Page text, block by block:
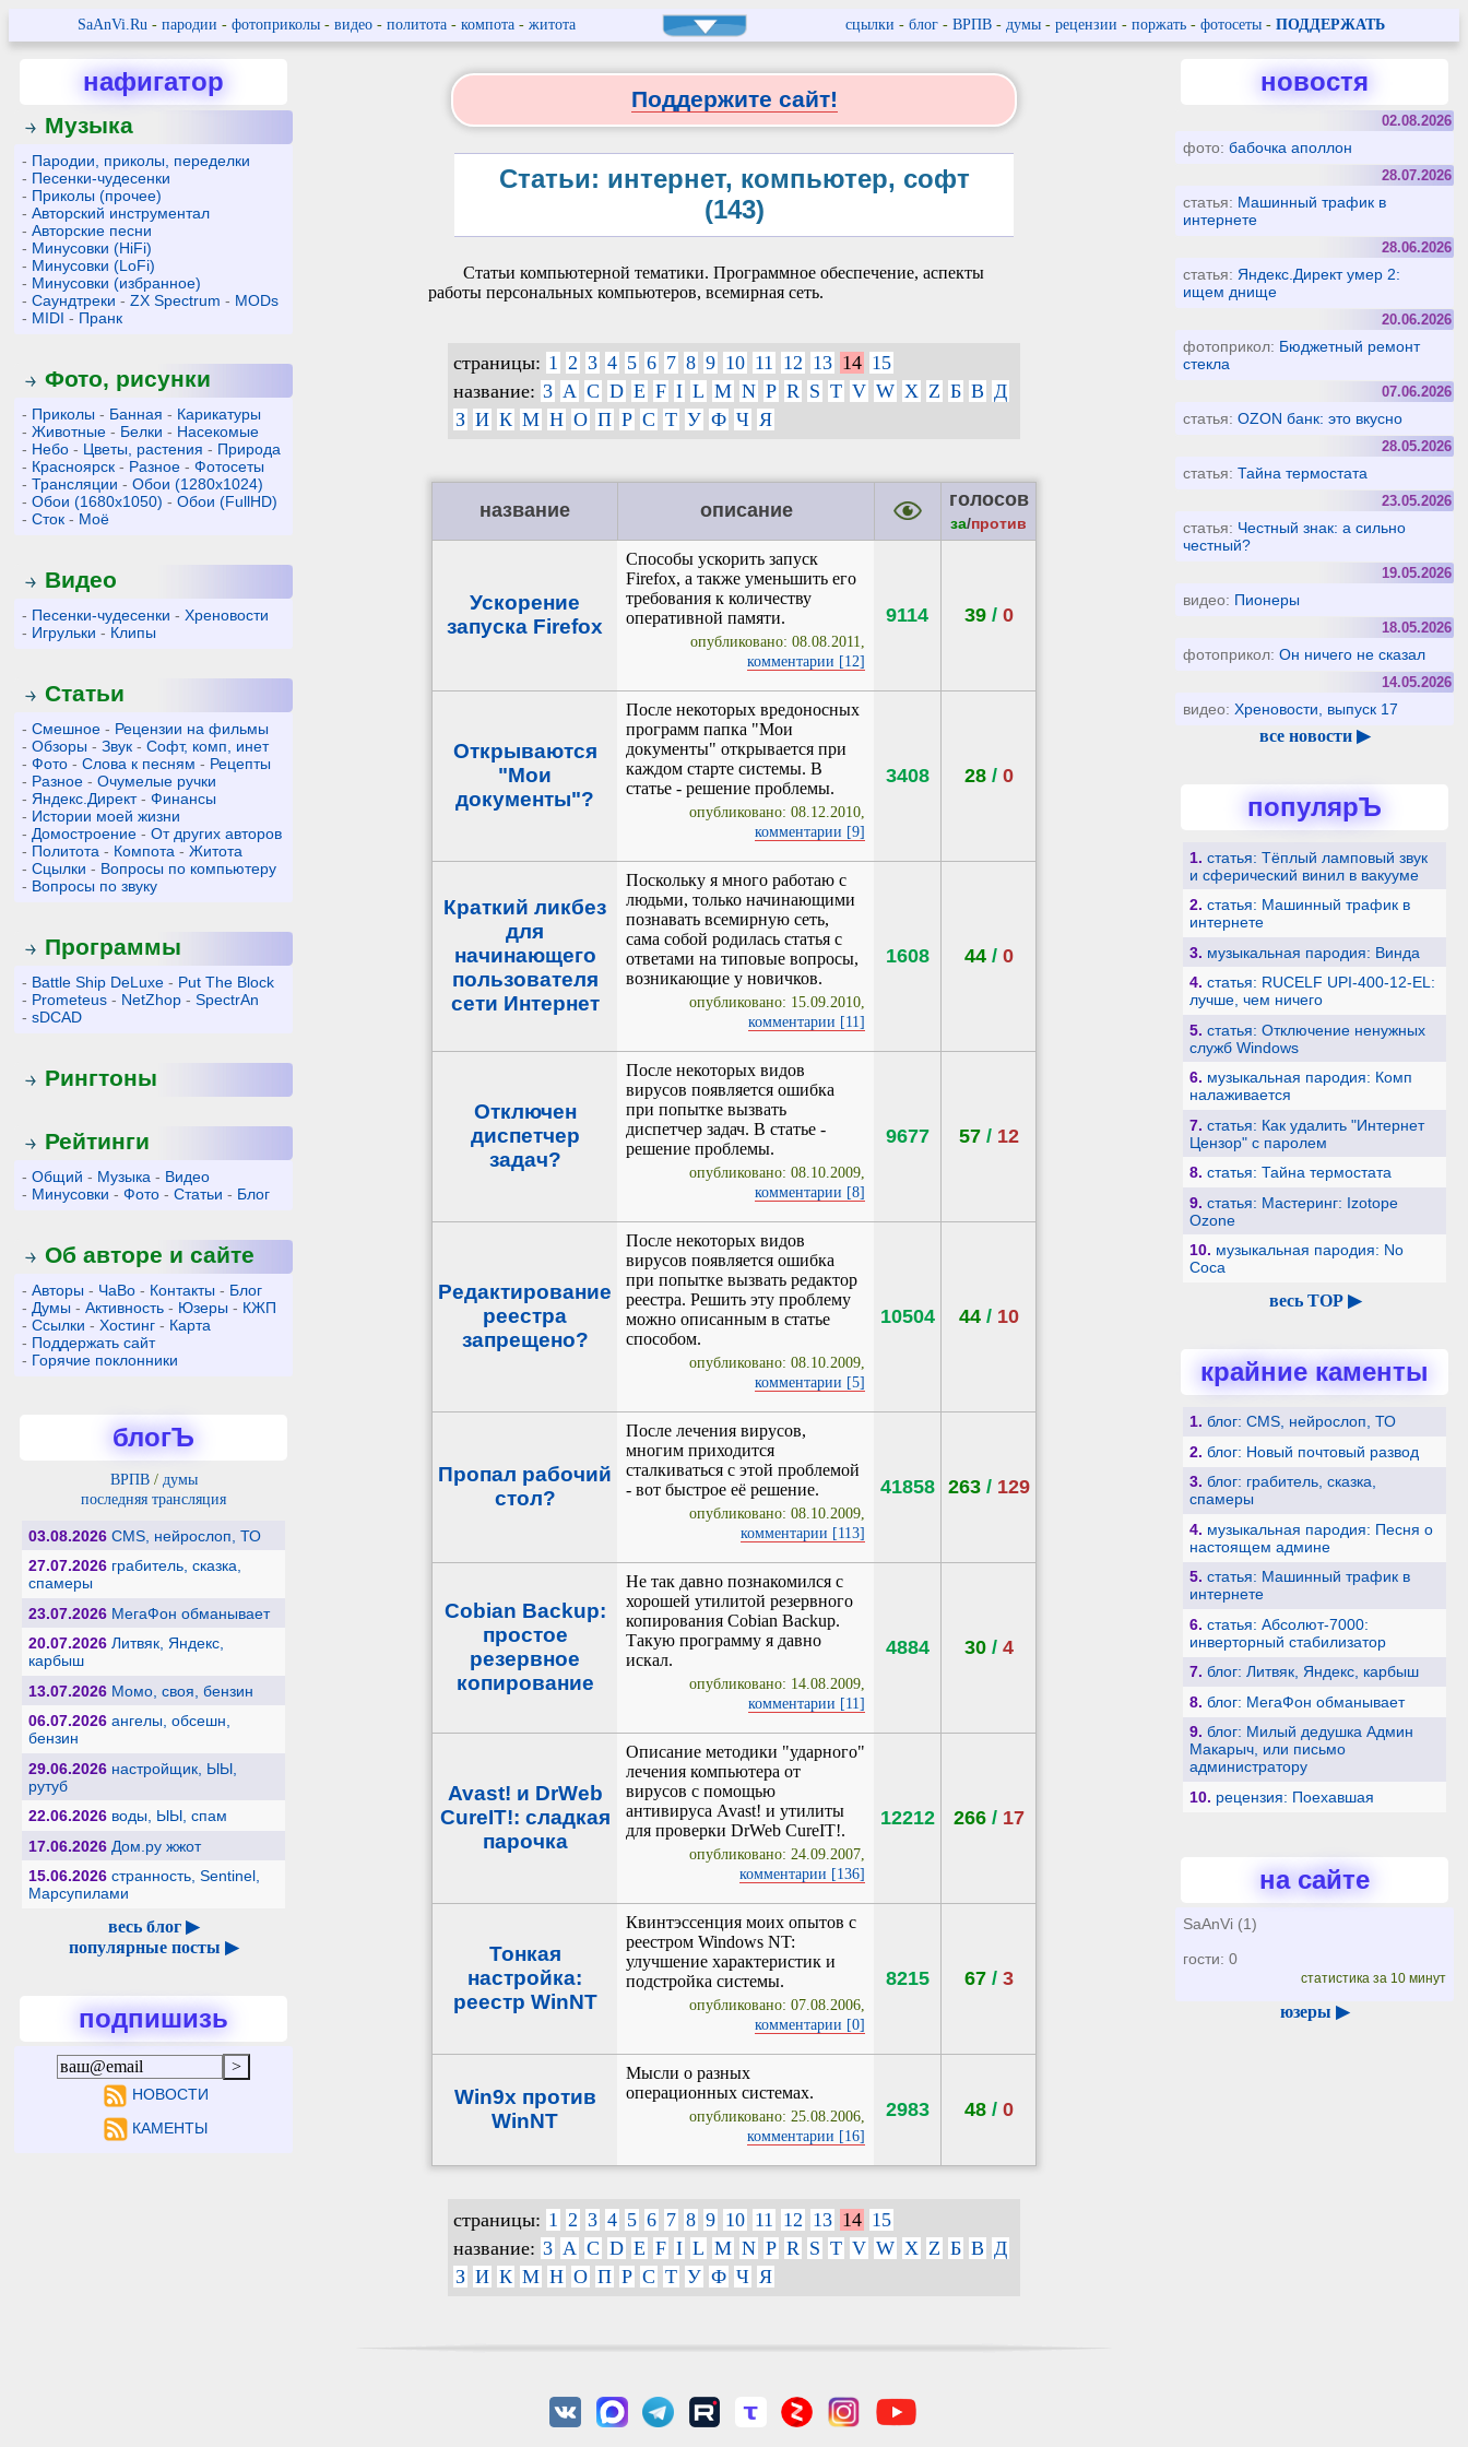
SaAnVi.Ru- пародии - фотоприколы- видео- политота- компота- житота сцылки - блог- ВРПВ- думы- рецензии - поржать- фотосеты - ПОДДЕРЖАТЬ
нафигатор
Музыка
- Пародии, приколы, переделки
- Песенки-чудесенки
- Приколы (прочее)
-Авторский инструментал
-Авторские песни
- Минусовки (HiFi)
- Минусовки (LoFi)
- Минусовки (избранное)
-Саундтреки -ZX Spectrum - MODs
- MIDI - Пранк
Фото, рисунки
- Приколы - Банная - Карикатуры
-Животные - Белки - Насекомые
- Небо - Цветы, растения - Природа
- Красноярск - Разное -Фотосеты
-Трансляции -Обои (1280x1024)
-Обои (1680x1050) -Обои (FullHD)
-Сток - Моё
Видео
- Песенки-чудесенки -Хреновости
- Игрульки - Клипы
Статьи
-Смешное - Рецензии на фильмы
-Обзоры -Звук -Софт, комп, инет
-Фото -Слова к песням - Рецепты
- Разное -Очумелые ручки
- Яндекс.Директ-Финансы
- Истории моей жизни
- Домостроение -От других авторов
- Политота - Компота -Житота
-Сцылки - Вопросы по компьютеру
- Вопросы по звуку
Программы
- Battle Ship DeLuxe - Put The Block
- Prometeus - NetZhop -SpectrAn
-sDCAD
Рингтоны
Рейтинги
-Общий - Музыка - Видео
- Минусовки -Фото -Статьи - Блог
Об авторе и сайте
-Авторы - ЧаВо - Контакты - Блог
- Думы -Активность - Юзеры - КЖП
-Ссылки -Хостинг - Карта
- Поддержать сайт
- Горячие поклонники
блогЪ
ВРПВ/ думы
последняя трансляция
03.08.2026 CMS, нейрослоп, ТО
27.07.2026 грабитель, сказка,
спамеры
23.07.2026 МегаФон обманывает
20.07.2026 Литвяк, Яндекс,
карбыш
13.07.2026 Момо, своя, бензин
06.07.2026 ангелы, обсешн,
бензин
29.06.2026 настройщик, ЫЫ,
рутуб
22.06.2026 воды, ЫЫ, спам
17.06.2026 Дом.ру жжот
15.06.2026 странность, Sentinel,
Марсупилами
весь блог ▶
популярные посты ▶
подпишизь
НОВОСТИ
КАМЕНТЫ
Поддержите сайт!
Статьи: интернет, компьютер, софт
(143)
Статьи компьютерной тематики. Программное обеспечение, аспекты
работы персональных компьютеров, всемирная сеть.
страницы: 1 2 3 4 5 6 7 8 9 10 11 12 13 14 15
название: 3 A C D E F I L M N P R S T V W X Z Б В Д
З И К М Н О П Р С Т У Ф Ч Я
название описание голосов
за/против
Ускорение
запуска Firefox
Способы ускорить запуск
Firefox, а также уменьшить его
требования к количеству
оперативной памяти.
опубликовано: 08.08.2011,
комментарии [12]
9114 39/ 0
Открываются
"Мои
документы"?
После некоторых вредоносных
программ папка "Мои
документы" открывается при
каждом старте системы. В
статье - решение проблемы.
опубликовано: 08.12.2010,
комментарии [9]
3408 28/ 0
Краткий ликбез
для
начинающего
пользователя
сети Интернет
Поскольку я много работаю с
людьми, только начинающими
познавать всемирную сеть,
сама собой родилась статья с
ответами на типовые вопросы,
возникающие у новичков.
опубликовано: 15.09.2010,
комментарии [11]
1608 44/ 0
Отключен
диспетчер
задач?
После некоторых видов
вирусов появляется ошибка
при попытке вызвать
диспетчер задач. В статье -
решение проблемы.
опубликовано: 08.10.2009,
комментарии [8]
9677 57/ 12
Редактирование
реестра
запрещено?
После некоторых видов
вирусов появляется ошибка
при попытке вызвать редактор
реестра. Решить эту проблему
можно описанным в статье
способом.
опубликовано: 08.10.2009,
комментарии [5]
10504 44/ 10
Пропал рабочий
стол?
После лечения вирусов,
многим приходится
сталкиваться с этой проблемой
- вот быстрое её решение.
опубликовано: 08.10.2009,
комментарии [113]
41858 263/ 129
Cobian Backup:
простое
резервное
копирование
Не так давно познакомился с
хорошей утилитой резервного
копирования Cobian Backup.
Такую программу я давно
искал.
опубликовано: 14.08.2009,
комментарии [11]
4884 30/ 4
Avast! и DrWeb
CureIT!: сладкая
парочка
Описание методики "ударного"
лечения компьютера от
вирусов с помощью
антивируса Avast! и утилиты
для проверки DrWeb CureIT!.
опубликовано: 24.09.2007,
комментарии [136]
12212 266/ 17
Тонкая
настройка:
реестр WinNT
Квинтэссенция моих опытов с
реестром Windows NT:
улучшение характеристик и
подстройка системы.
опубликовано: 07.08.2006,
комментарии [0]
8215 67/ 3
Win9x против
WinNT
Мысли о разных
операционных системах.
опубликовано: 25.08.2006,
комментарии [16]
2983 48/ 0
страницы: 1 2 3 4 5 6 7 8 9 10 11 12 13 14 15
название: 3 A C D E F I L M N P R S T V W X Z Б В Д
З И К М Н О П Р С Т У Ф Ч Я
новостя
02.08.2026
фото:бабочка аполлон
28.07.2026
статья: Машинный трафик в
интернете
28.06.2026
статья: Яндекс.Директ умер 2:
ищем днище
20.06.2026
фотоприкол: Бюджетный ремонт
стекла
07.06.2026
статья:OZON банк: это вкусно
28.05.2026
статья:Тайна термостата
23.05.2026
статья: Честный знак: а сильно
честный?
19.05.2026
видео: Пионеры
18.05.2026
фотоприкол:Он ничего не сказал
14.05.2026
видео:Хреновости, выпуск 17
все новости ▶
популярЪ
1. статья: Тёплый ламповый звук
и сферический винил в вакууме
2. статья: Машинный трафик в
интернете
3. музыкальная пародия: Винда
4. статья: RUCELF UPI-400-12-EL:
лучше, чем ничего
5. статья: Отключение ненужных
служб Windows
6. музыкальная пародия: Комп
налаживается
7. статья: Как удалить "Интернет
Цензор" с паролем
8. статья: Тайна термостата
9. статья: Мастеринг: Izotope
Ozone
10. музыкальная пародия: No
Coca
весь TOP ▶
крайние каменты
1. блог: CMS, нейрослоп, ТО
2. блог: Новый почтовый развод
3. блог: грабитель, сказка,
спамеры
4. музыкальная пародия: Песня о
настоящем админе
5. статья: Машинный трафик в
интернете
6. статья: Абсолют-7000:
инверторный стабилизатор
7. блог: Литвяк, Яндекс, карбыш
8. блог: МегаФон обманывает
9. блог: Милый дедушка Админ
Макарыч, или письмо
администратору
10. рецензия: Поехавшая
на сайте
SaAnVi (1)
гости: 0
статистика за 10 минут
юзеры ▶